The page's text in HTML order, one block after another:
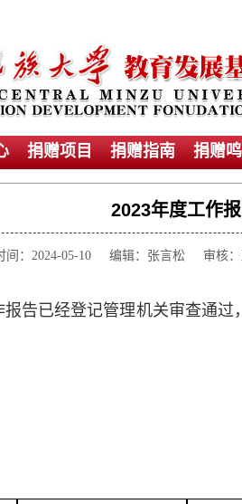
捐赠项目 捐赠指南 捐赠
2023年度工作
间：2024-05-10 编辑：张言松 审核
报告已经登记管理机关审查通